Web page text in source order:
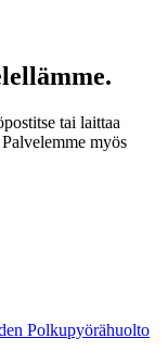
tai laittaa
myös